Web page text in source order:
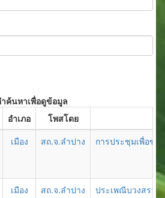
ค้นหาเพื่อดูข้อมูล
อำเภอ โพสโดย
เมือง สถ.จ.ลำปาง การประชุมเพื่อขับ
เมือง สถ.จ.ลำปาง ประเพณีบวงสรวง